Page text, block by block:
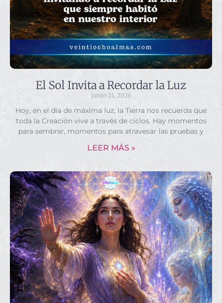
El Sol Invita a Recordar la Luz
junio 21, 2026
Hoy, en el día de máxima luz, la Tierra nos recuerda que
toda la Creación vive a través de ciclos. Hay momentos
para sembrar, momentos para atravesar las pruebas y
LEER MÁS »